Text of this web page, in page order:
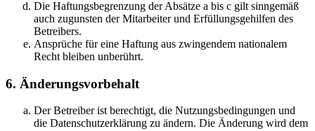
Die Haftungsbegrenzung der Absätze a bis c gilt sinngemäß
auch zugunsten der Mitarbeiter und Erfüllungsgehilfen des
Betreibers.
Ansprüche für eine Haftung aus zwingendem nationalem
Recht bleiben unberührt.
6. Änderungsvorbehalt
Der Betreiber ist berechtigt, die Nutzungsbedingungen und
die Datenschutzerklärung zu ändern. Die Änderung wird dem